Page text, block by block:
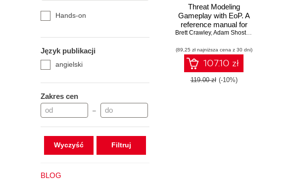
Hands-on
Język publikacji
angielski
Zakres cen
–
Wyczyść
BLOG
Threat Modeling
Gameplay with EoP. A
reference manual for
spotting threats in
Brett Crawley,Adam Shostack
(89,25 zł najniższa cena z 30 dni)
107.10 zł
119.00 zł (-10%)